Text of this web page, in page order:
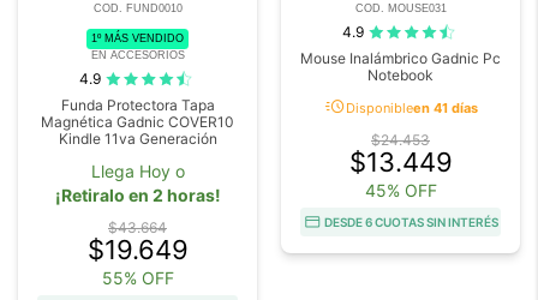
COD. FUND0010
1º MÁS VENDIDO
EN ACCESORIOS
4.9
Funda Protectora Tapa
Magnética Gadnic COVER10
Kindle 11va Generación
Llega Hoy o
¡Retiralo en 2 horas!
$43.664
$19.649
55% OFF
COD. MOUSE031
4.9
Mouse Inalámbrico Gadnic Pc
Notebook
acuteDisponibleen 41 días
$24.453
$13.449
45% OFF
DESDE 6 CUOTAS SIN INTERÉS